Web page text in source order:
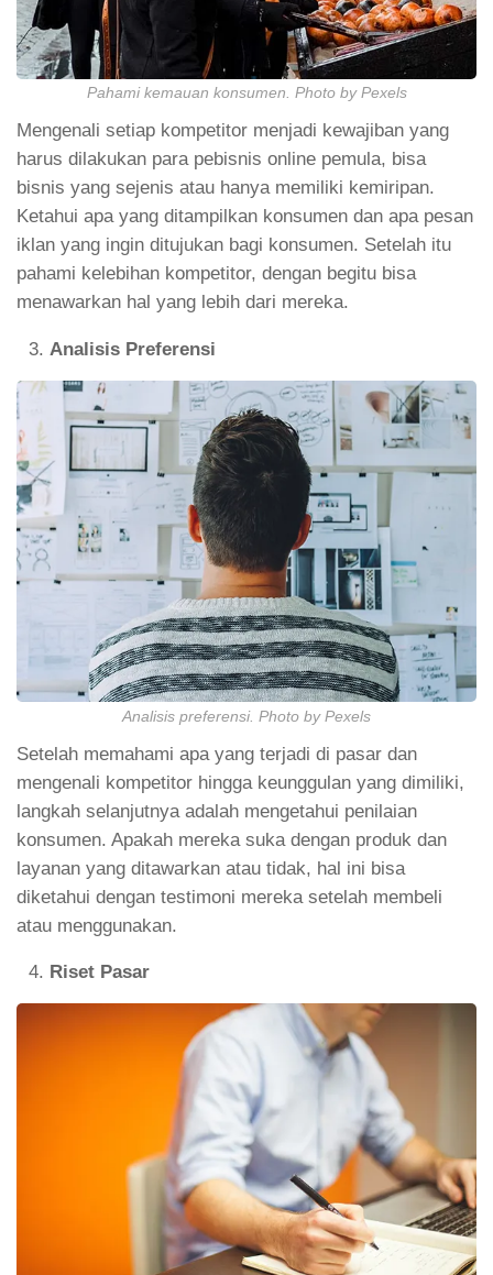
Pahami kemauan konsumen. Photo by Pexels
Mengenali setiap kompetitor menjadi kewajiban yang
harus dilakukan para pebisnis online pemula, bisa
bisnis yang sejenis atau hanya memiliki kemiripan.
Ketahui apa yang ditampilkan konsumen dan apa pesan
iklan yang ingin ditujukan bagi konsumen. Setelah itu
pahami kelebihan kompetitor, dengan begitu bisa
menawarkan hal yang lebih dari mereka.
Analisis Preferensi
Analisis preferensi. Photo by Pexels
Setelah memahami apa yang terjadi di pasar dan
mengenali kompetitor hingga keunggulan yang dimiliki,
langkah selanjutnya adalah mengetahui penilaian
konsumen. Apakah mereka suka dengan produk dan
layanan yang ditawarkan atau tidak, hal ini bisa
diketahui dengan testimoni mereka setelah membeli
atau menggunakan.
Riset Pasar